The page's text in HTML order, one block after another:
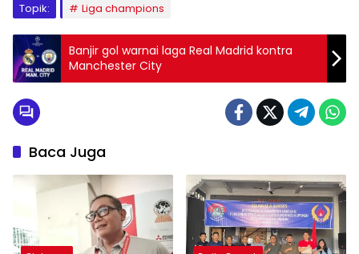
Topik:
Liga champions
Banjir gol warnai laga Real Madrid kontra
Manchester City
Baca Juga